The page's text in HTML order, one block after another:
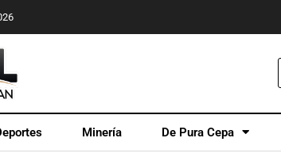
Minería De Pura Cepa